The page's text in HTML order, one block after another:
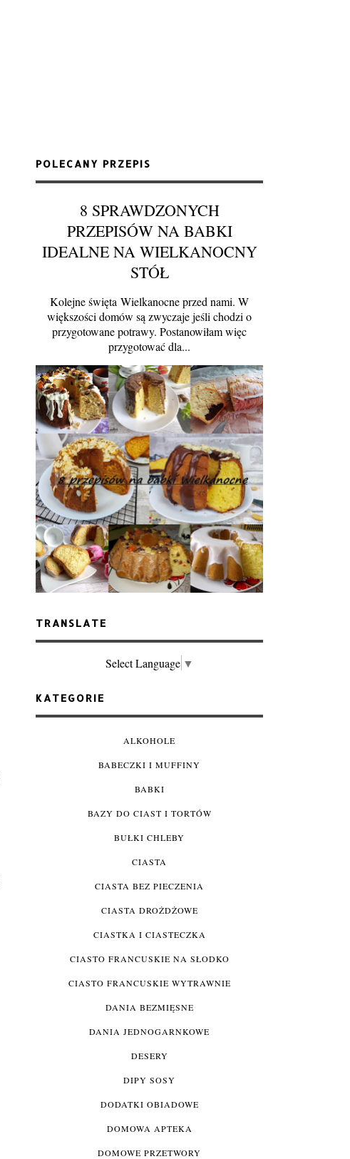
POLECANY PRZEPIS
8 SPRAWDZONYCH
PRZEPISÓW NA BABKI
IDEALNE NA WIELKANOCNY
STÓŁ
Kolejne święta Wielkanocne przed nami. W
większości domów są zwyczaje jeśli chodzi o
przygotowane potrawy. Postanowiłam więc
przygotować dla...
TRANSLATE
Select Language ▼
KATEGORIE
ALKOHOLE
BABECZKI I MUFFINY
BABKI
BAZY DO CIAST I TORTÓW
BUŁKI CHLEBY
CIASTA
CIASTA BEZ PIECZENIA
CIASTA DROŻDŻOWE
CIASTKA I CIASTECZKA
CIASTO FRANCUSKIE NA SŁODKO
CIASTO FRANCUSKIE WYTRAWNIE
DANIA BEZMIĘSNE
DANIA JEDNOGARNKOWE
DESERY
DIPY SOSY
DODATKI OBIADOWE
DOMOWA APTEKA
DOMOWE PRZETWORY